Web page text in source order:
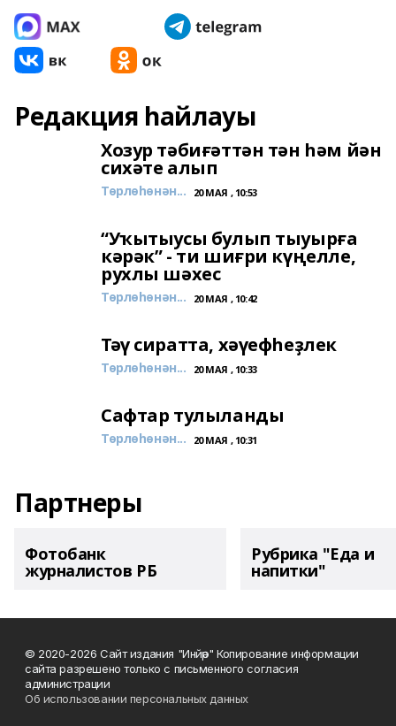
Редакция һайлауы
Хозур тәбиғәттән тән һәм йән
сихәте алып
Төрлөһөнән... 20 МАЯ , 10:53
“Уҡытыусы булып тыуырға
кәрәк” - ти шиғри күңелле,
рухлы шәхес
Төрлөһөнән... 20 МАЯ , 10:42
Тәү сиратта, хәүефһеҙлек
Төрлөһөнән... 20 МАЯ , 10:33
Сафтар тулыланды
Төрлөһөнән... 20 МАЯ , 10:31
Партнеры
Фотобанк
журналистов РБ
Рубрика "Еда и
напитки"
© 2020-2026 Сайт издания "Инйәр" Копирование информации
сайта разрешено только с письменного согласия
администрации
Об использовании персональных данных